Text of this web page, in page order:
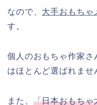
なので、 大手おもちゃ
す。
個人のおもちゃ作家さ
はほとんど選ばれませ
また、 「日本おもちゃ